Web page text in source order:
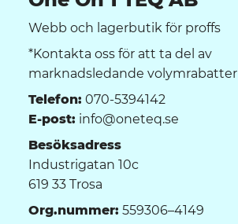
Webb och lagerbutik för proffs
*Kontakta oss för att ta del av
marknadsledande volymrabatter
Telefon: 070-5394142
E-post: info@oneteq.se
Besöksadress
Industrigatan 10c
619 33 Trosa
Org.nummer: 559306–4149